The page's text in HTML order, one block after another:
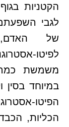
הקטניות
לגבי
של
לפיטו-
משמשת
במיוחד
הפיטו-